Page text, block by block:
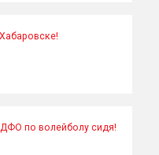
по волейболу сидя!